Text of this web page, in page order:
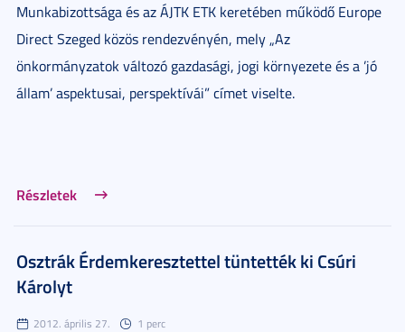
Munkabizottsága és az ÁJTK ETK keretében működő Europe
Direct Szeged közös rendezvényén, mely „Az
önkormányzatok változó gazdasági, jogi környezete és a ’jó
állam’ aspektusai, perspektívái” címet viselte.
Részletek
Osztrák Érdemkeresztettel tüntették ki Csúri
Károlyt
2012. április 27. 1 perc